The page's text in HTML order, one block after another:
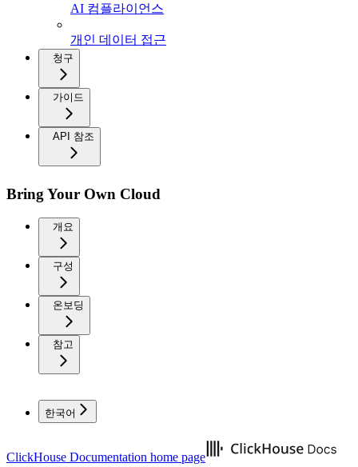
AI 컴플라이언스
개인 데이터 접근
청구
가이드
API 참조
Bring Your Own Cloud
개요
구성
온보딩
참고
한국어
ClickHouse Documentation home page